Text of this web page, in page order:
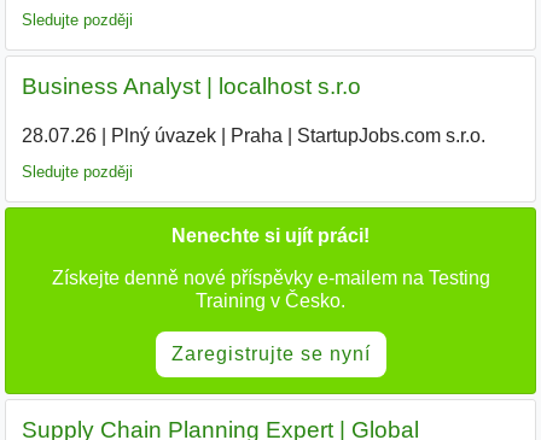
Sledujte později
Business Analyst | localhost s.r.o
28.07.26| Plný úvazek| Praha StartupJobs.com s.r.o.
Sledujte později
Nenechte si ujít práci!
Získejte denně nové příspěvky e-mailem na Testing
Training v Česko.
Zaregistrujte se nyní
Supply Chain Planning Expert | Global